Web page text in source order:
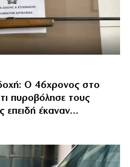
Ο 46χρονος στο
πυροβόλησε τους
επειδή έκαναν…